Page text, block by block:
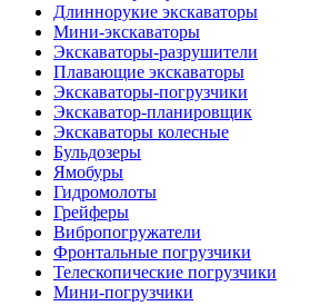
Длиннорукие экскаваторы
Мини-экскаваторы
Экскаваторы-разрушители
Плавающие экскаваторы
Экскаваторы-погрузчики
Экскаватор-планировщик
Экскаваторы колесные
Бульдозеры
Ямобуры
Гидромолоты
Грейферы
Вибро­погружатели
Фронтальные погрузчики
Телескопические погрузчики
Мини-погрузчики